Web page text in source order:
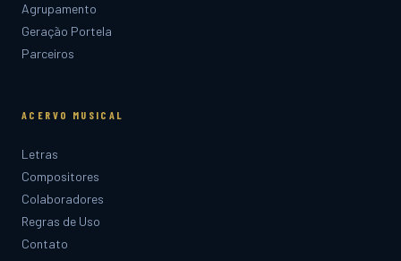
Agrupamento
Geração Portela
Parceiros
ACERVO MUSICAL
Letras
Compositores
Colaboradores
Regras de Uso
Contato